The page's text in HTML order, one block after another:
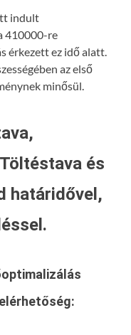
indult
410000-re
érkezett ez idő alatt.
az első
minősül.
és
határidővel,